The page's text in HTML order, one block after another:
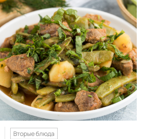
Вторые блюда